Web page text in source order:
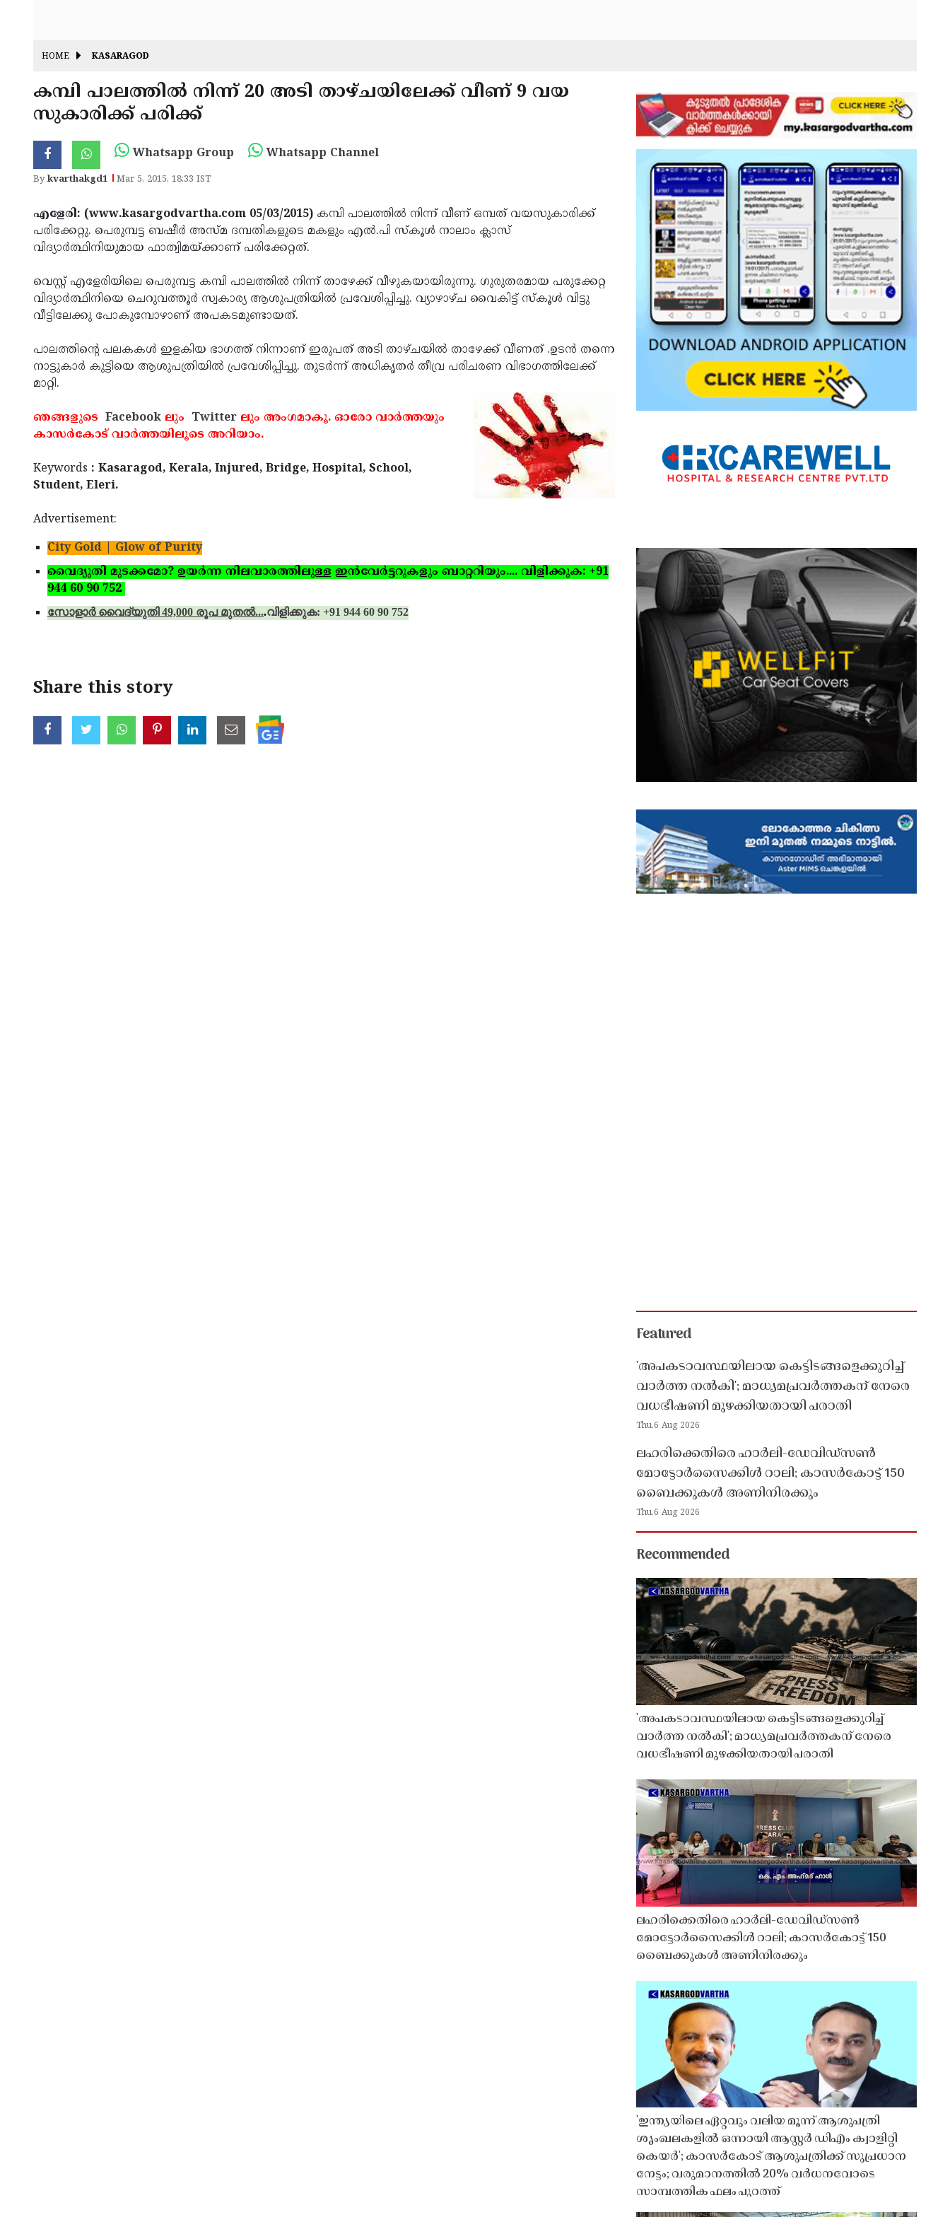
HOME KASARAGOD
കമ്പി പാലത്തില്‍ നിന്ന് 20 അടി താഴ്ചയിലേക്ക് വീണ് 9 വയ
സുകാരിക്ക് പരിക്ക്
Whatsapp Group Whatsapp Channel
Bykvarthakgd1 Mar 5, 2015, 18:33 IST
എളേരി: (www.kasargodvartha.com 05/03/2015) കമ്പി പാലത്തില്‍ നിന്ന് വീണ് ഒമ്പത് വയസുകാരിക്ക്
പരിക്കേറ്റു. പെരുമ്പട്ട ബഷീര്‍ അസ്മ ദമ്പതികളുടെ മകളും എല്‍.പി സ്‌കൂള്‍ നാലാം ക്ലാസ്
വിദ്യാര്‍ത്ഥിനിയുമായ ഫാത്വിമയ്ക്കാണ് പരിക്കേറ്റത്.
വെസ്റ്റ് എളേരിയിലെ പെരുമ്പട്ട കമ്പി പാലത്തില്‍ നിന്ന് താഴേക്ക് വീഴുകയായിരുന്നു. ഗുരുതരമായ പരുക്കേറ്റ
വിദ്യാര്‍ത്ഥിനിയെ ചെറുവത്തൂര്‍ സ്വകാര്യ ആശുപത്രിയില്‍ പ്രവേശിപ്പിച്ചു. വ്യാഴാഴ്ച വൈകിട്ട് സ്‌കൂള്‍ വിട്ടു
വീട്ടിലേക്കു പോകുമ്പോഴാണ് അപകടമുണ്ടായത്.
പാലത്തിന്റെ പലകകള്‍ ഇളകിയ ഭാഗത്ത് നിന്നാണ് ഇരുപത് അടി താഴ്ചയില്‍ താഴേക്ക് വീണത് .ഉടന്‍ തന്നെ
നാട്ടുകാര്‍ കുട്ടിയെ ആശുപത്രിയില്‍ പ്രവേശിപ്പിച്ചു. തുടര്‍ന്ന് അധികൃതര്‍ തീവ്ര പരിചരണ വിഭാഗത്തിലേക്ക്
മാറ്റി.
ഞങ്ങളുടെ Facebook ലും Twitter ലും അംഗമാകൂ. ഓരോ വാര്‍ത്തയും
കാസര്‍കോട് വാര്‍ത്തയിലൂടെ അറിയാം.
Keywords : Kasaragod, Kerala, Injured, Bridge, Hospital, School,
Student, Eleri.
Advertisement:
City Gold | Glow of Purity
വൈദ്യുതി മുടക്കമോ? ഉയര്‍ന്ന നിലവാരത്തിലുള്ള ഇന്‍വേര്‍ട്ടറുകളും ബാറ്ററിയും.... വിളിക്കുക: +91
944 60 90 752
സോളാര്‍ വൈദ്യുതി 49,000 രൂപ മുതല്‍....വിളിക്കുക: +91 944 60 90 752
Share this story
Featured
'അപകടാവസ്ഥയിലായ കെട്ടിടങ്ങളെക്കുറിച്ച്
വാർത്ത നൽകി'; മാധ്യമപ്രവർത്തകന് നേരെ
വധഭീഷണി മുഴക്കിയതായി പരാതി
Thu,6 Aug 2026
ലഹരിക്കെതിരെ ഹാർലി-ഡേവിഡ്‌സൺ
മോട്ടോർസൈക്കിൾ റാലി; കാസർകോട്ട് 150
ബൈക്കുകൾ അണിനിരക്കും
Thu,6 Aug 2026
Recommended
'അപകടാവസ്ഥയിലായ കെട്ടിടങ്ങളെക്കുറിച്ച്
വാർത്ത നൽകി'; മാധ്യമപ്രവർത്തകന് നേരെ
വധഭീഷണി മുഴക്കിയതായി പരാതി
ലഹരിക്കെതിരെ ഹാർലി-ഡേവിഡ്‌സൺ
മോട്ടോർസൈക്കിൾ റാലി; കാസർകോട്ട് 150
ബൈക്കുകൾ അണിനിരക്കും
'ഇന്ത്യയിലെ ഏറ്റവും വലിയ മൂന്ന് ആശുപത്രി
ശൃംഖലകളിൽ ഒന്നായി ആസ്റ്റർ ഡിഎം ക്വാളിറ്റി
കെയർ'; കാസർകോട് ആശുപത്രിക്ക് സുപ്രധാന
നേട്ടം; വരുമാനത്തിൽ 20% വർധനവോടെ
സാമ്പത്തിക ഫലം പുറത്ത്